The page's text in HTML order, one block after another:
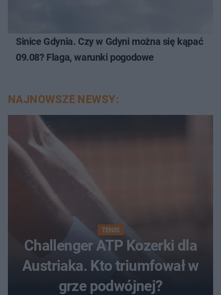
Sinice Gdynia. Czy w Gdyni można się kąpać
09.08? Flaga, warunki pogodowe
NAJNOWSZE NEWSY:
TENIS
Challenger ATP Kozerki dla
Austriaka. Kto triumfował w
grze podwójnej?